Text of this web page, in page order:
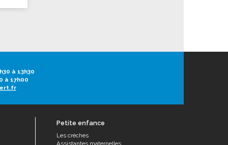
à 13h30
à 17h00
Petite enfance
Les crèches
Assistantes maternelles